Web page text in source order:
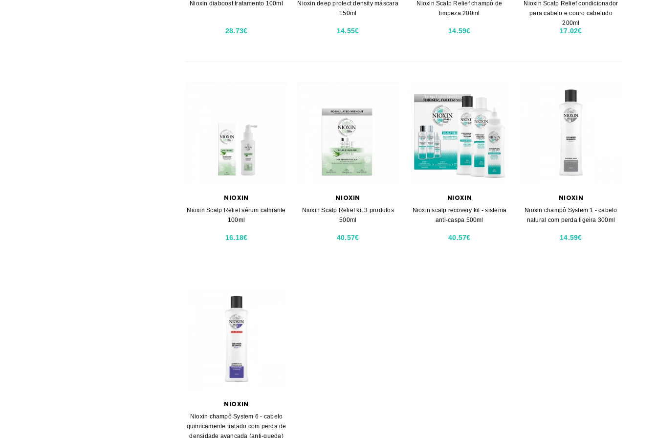
Nioxin diaboost tratamento 100ml
28.73€
Nioxin deep protect density máscara
150ml
14.55€
Nioxin Scalp Relief champô de
limpeza 200ml
14.59€
Nioxin Scalp Relief condicionador
para cabelo e couro cabeludo
200ml
17.02€
NIOXIN
Nioxin Scalp Relief sérum calmante
100ml
16.18€
NIOXIN
Nioxin Scalp Relief kit 3 produtos
500ml
40.57€
NIOXIN
Nioxin scalp recovery kit - sistema
anti-caspa 500ml
40.57€
NIOXIN
Nioxin champô System 1 - cabelo
natural com perda ligeira 300ml
14.59€
NIOXIN
Nioxin champô System 6 - cabelo
quimicamente tratado com perda de
densidade avançada (anti-queda)